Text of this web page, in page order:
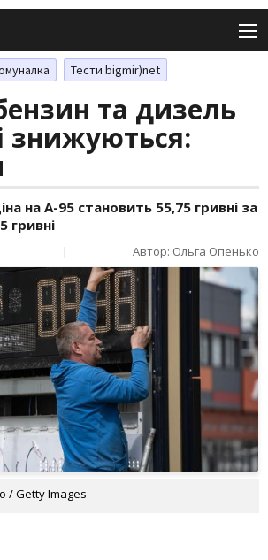
Тести bigmir)net
та дизель
знижуються:
на А-95 становить 55,75 гривні за
гривні
| Автор: Ольга Опенько
/ Getty Images